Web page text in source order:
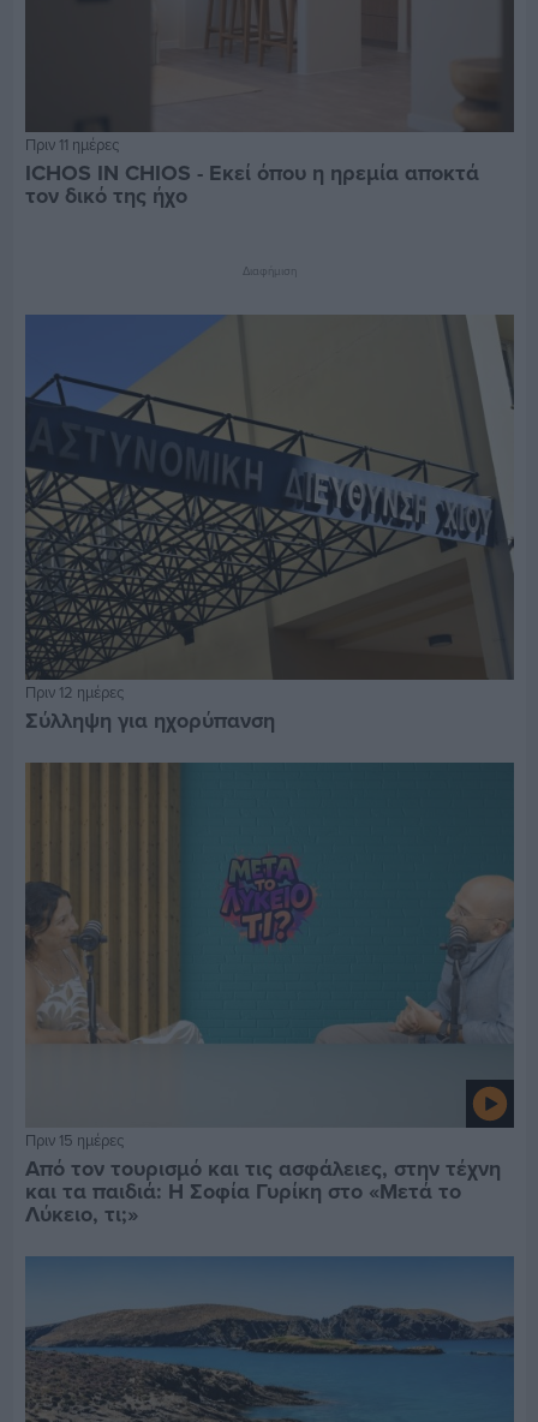
Πριν 11 ημέρες
ICHOS IN CHIOS - Εκεί όπου η ηρεμία αποκτά
τον δικό της ήχο
Διαφήμιση
Πριν 12 ημέρες
Σύλληψη για ηχορύπανση
Πριν 15 ημέρες
Από τον τουρισμό και τις ασφάλειες, στην τέχνη
και τα παιδιά: Η Σοφία Γυρίκη στο «Μετά το
Λύκειο, τι;»